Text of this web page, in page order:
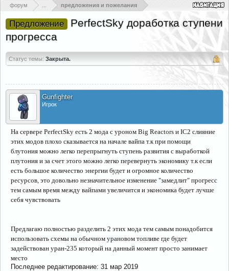
форум предложения и пожелания
Предложение
PerfectSky доработка ступени
прогресса
Статус темы: Закрыта.
Gunfighter
Игрок
На сервере PerfectSky есть 2 мода с уроном Big Reactors и IC2 слияние
этих модов плохо сказывается на начале вайпа т.к при помощи
блутония можно легко перепрыгнуть ступень развития с выработкой
плутония и за счет этого можно легко перевернуть экономику т.к если
есть большое количество энергии будет и огромное количество
ресурсов, это довольно незначительное изменение "замедлит" прогресс
тем самым время между вайпами увеличится и экономика будет лучше
себя чувствовать
Предлагаю полностью разделить 2 этих мода тем самым понадобится
использовать схемы на обычном урановом топливе где будет
задействован уран-235 который на данный момент просто занимает
место
Последнее редактирование: 31 мар 2019